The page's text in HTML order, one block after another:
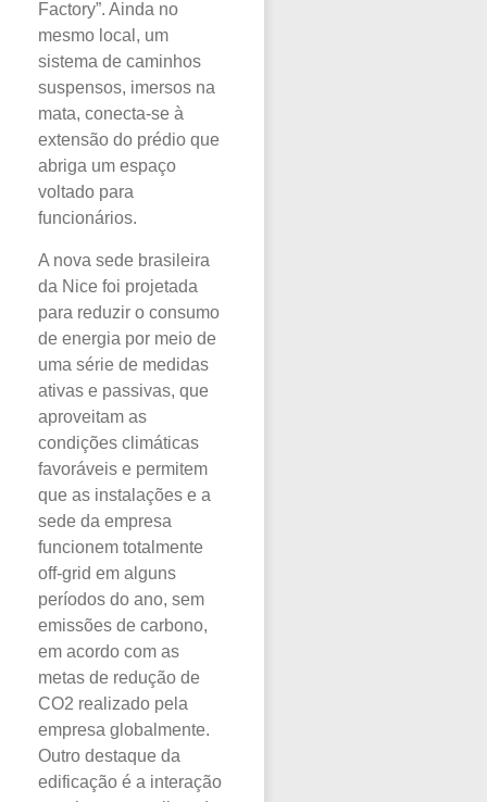
Factory”. Ainda no
mesmo local, um
sistema de caminhos
suspensos, imersos na
mata, conecta-se à
extensão do prédio que
abriga um espaço
voltado para
funcionários.
A nova sede brasileira
da Nice foi projetada
para reduzir o consumo
de energia por meio de
uma série de medidas
ativas e passivas, que
aproveitam as
condições climáticas
favoráveis e permitem
que as instalações e a
sede da empresa
funcionem totalmente
off-grid em alguns
períodos do ano, sem
emissões de carbono,
em acordo com as
metas de redução de
CO2 realizado pela
empresa globalmente.
Outro destaque da
edificação é a interação